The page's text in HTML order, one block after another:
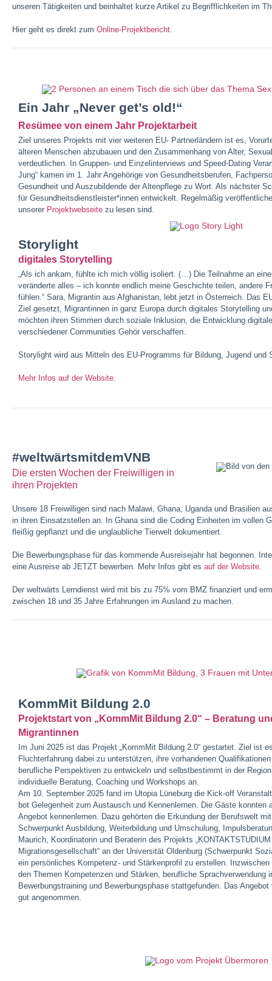
unseren Tätigkeiten und beinhaltet kurze Artikel zu Begrifflichkeiten im
Hier geht es direkt zum Online-Projektbericht.
Ein Jahr „Never get’s old!“
Resümee von einem Jahr Projektarbeit
Ziel unseres Projekts mit vier weiteren EU- Partnerländern ist es,
älteren Menschen abzubauen und den Zusammenhang von Alter,
verdeutlichen. In Gruppen- und Einzelinterviews und Speed-Dating
Jung“ kamen im 1. Jahr Angehörige von Gesundheitsberufen,
Gesundheit und Auszubildende der Altenpflege zu Wort. Als nächster
für Gesundheitsdienstleister*innen entwickelt. Regelmäßig
unserer Projektwebseite zu lesen sind.
Storylight
digitales Storytelling
„Als ich ankam, fühlte ich mich völlig isoliert. (…) Die Teilnahme an
veränderte alles – ich konnte endlich meine Geschichte teilen, andere
fühlen.“ Sara, Migrantin aus Afghanistan, lebt jetzt in Österreich. Das
Ziel gesetzt, Migrantinnen in ganz Europa durch digitales Storytelling
möchten ihren Stimmen durch soziale Inklusion, die Entwicklung
verschiedener Communities Gehör verschaffen.
Storylight wird aus Mitteln des EU-Programms für Bildung, Jugend und
Mehr Infos auf der Website.
#weltwärtsmitdemVNB
Die ersten Wochen der Freiwilligen in
ihren Projekten
Unsere 18 Freiwilligen sind nach Malawi, Ghana, Uganda und Brasilien
in ihren Einsatzstellen an. In Ghana sind die Coding Einheiten im vollen
fleißig gepflanzt und die unglaubliche Tierwelt dokumentiert.
Die Bewerbungsphase für das kommende Ausreisejahr hat begonnen.
eine Ausreise ab JETZT bewerben. Mehr Infos gibt es auf der Website.
Der weltwärts Lerndienst wird mit bis zu 75% vom BMZ finanziert und
zwischen 18 und 35 Jahre Erfahrungen im Ausland zu machen.
KommMit Bildung 2.0
Projektstart von „KommMit Bildung 2.0“ – Beratung
Migrantinnen
Im Juni 2025 ist das Projekt „KommMit Bildung 2.0“ gestartet. Ziel ist
Fluchterfahrung dabei zu unterstützen, ihre vorhandenen
berufliche Perspektiven zu entwickeln und selbstbestimmt in der
individuelle Beratung, Coaching und Workshops an.
Am 10. September 2025 fand im Utopia Lüneburg die Kick-off
bot Gelegenheit zum Austausch und Kennenlernen. Die Gäste konnten
Angebot kennenlernen. Dazu gehörten die Erkundung der Berufswelt
Schwerpunkt Ausbildung, Weiterbildung und Umschulung,
Maurich, Koordinatorin und Beraterin des Projekts
Migrationsgesellschaft“ an der Universität Oldenburg (Schwerpunkt
ein persönliches Kompetenz- und Stärkenprofil zu erstellen.
den Themen Kompetenzen und Stärken, berufliche Sprachverwendung
Bewerbungstraining und Bewerbungsphase stattgefunden. Das
gut angenommen.